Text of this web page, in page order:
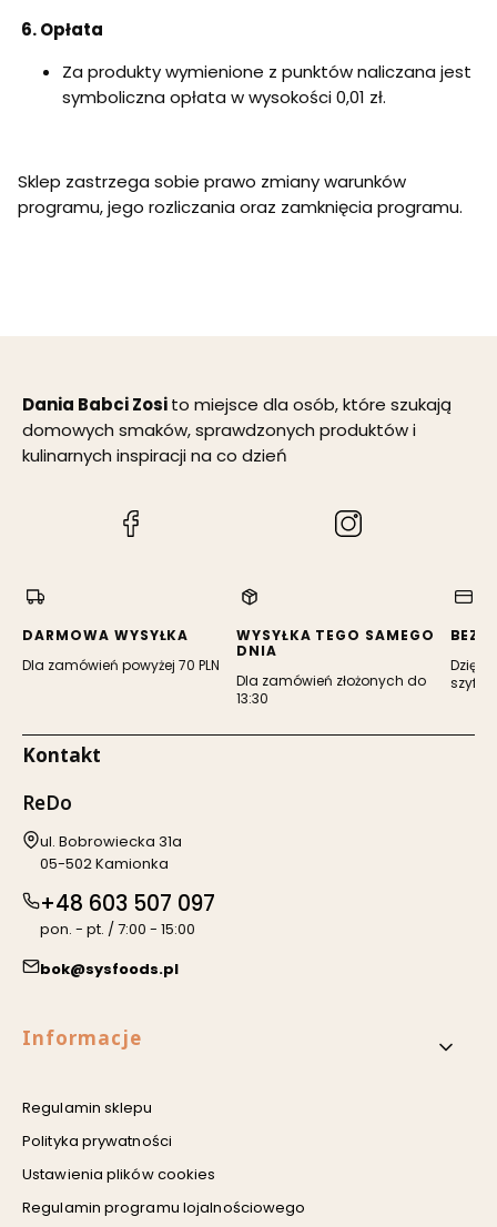
6. Opłata
Za produkty wymienione z punktów naliczana jest
symboliczna opłata w wysokości 0,01 zł.
Sklep zastrzega sobie prawo zmiany warunków
programu, jego rozliczania oraz zamknięcia programu.
Dania Babci Zosito miejsce dla osób, które szukają
domowych smaków, sprawdzonych produktów i
kulinarnych inspiracji na co dzień
(Otwiera
DARMOWA WYSYŁKA
Dla zamówień powyżej 70 PLN
WYSYŁKA TEGO SAMEGO
DNIA
Dla zamówień złożonych do
13:30
Dzięki
Kontakt
ReDo
Adres:
ul. Bobrowiecka 31a
05-502 Kamionka
+48 603 507 097
pon. - pt. / 7:00 - 15:00
bok@sysfoods.pl
Linki w stopce
Informacje
Regulamin sklepu
Polityka prywatności
Ustawienia plików cookies
Regulamin programu lojalnościowego